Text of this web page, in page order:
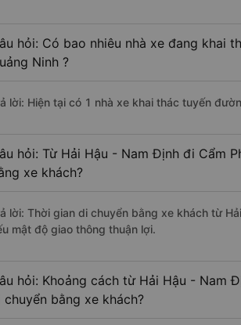
hỏi: Có bao nhiêu nhà xe đang khai
Ninh ?
lời: Hiện tại có 1 nhà xe khai thác tuyến
hỏi: Từ Hải Hậu - Nam Định đi Cẩm
xe khách?
lời: Thời gian di chuyển bằng xe khách từ
mật độ giao thông thuận lợi.
hỏi: Khoảng cách từ Hải Hậu - Nam
chuyển bằng xe khách?